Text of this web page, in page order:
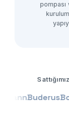
Buderus